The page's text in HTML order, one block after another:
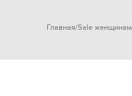
Главная Sale женщинам